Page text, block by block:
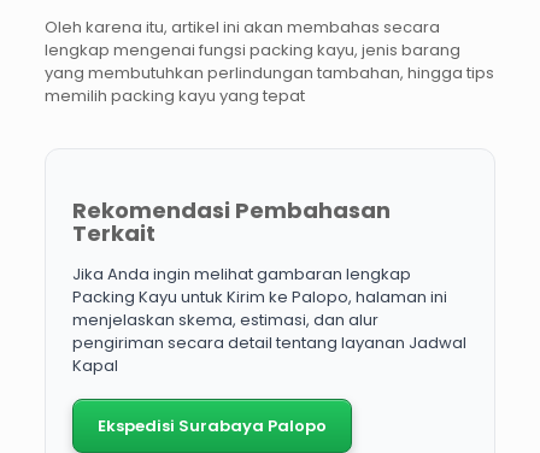
Oleh karena itu, artikel ini akan membahas secara
lengkap mengenai fungsi packing kayu, jenis barang
yang membutuhkan perlindungan tambahan, hingga tips
memilih packing kayu yang tepat
Rekomendasi Pembahasan
Terkait
Jika Anda ingin melihat gambaran lengkap
Packing Kayu untuk Kirim ke Palopo, halaman ini
menjelaskan skema, estimasi, dan alur
pengiriman secara detail tentang layanan Jadwal
Kapal
Ekspedisi Surabaya Palopo